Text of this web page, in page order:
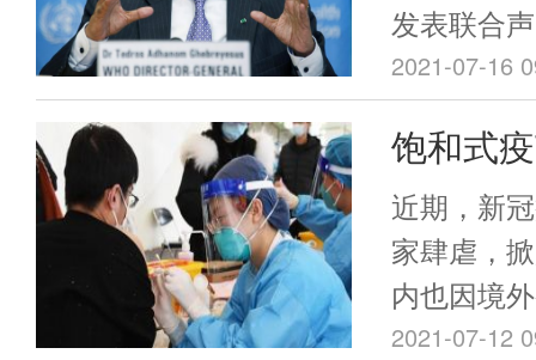
发表联合
免疫接种
大流行打
数国家儿
导致疾病
2021-07-16
饱和式
上
近期，新
家肆虐，
内也因境
散发病例
2021-07-12